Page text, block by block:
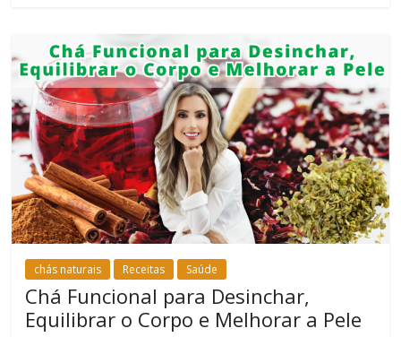
chás naturais Receitas Saúde
Chá Funcional para Desinchar,
Equilibrar o Corpo e Melhorar a Pele